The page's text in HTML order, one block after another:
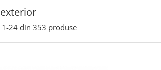
1-24 din 353 produse